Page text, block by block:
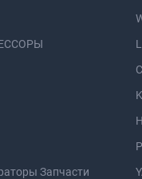
Запчасти